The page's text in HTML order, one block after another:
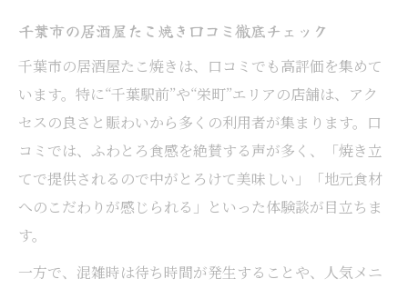
千葉市の居酒屋たこ焼き口コミ徹底チェック
千葉市の居酒屋たこ焼きは、口コミでも高評価を集めて
います。特に“千葉駅前”や“栄町”エリアの店舗は、アク
セスの良さと賑わいから多くの利用者が集まります。口
コミでは、ふわとろ食感を絶賛する声が多く、「焼き立
てで提供されるので中がとろけて美味しい」「地元食材
へのこだわりが感じられる」といった体験談が目立ちま
す。
一方で、混雑時は待ち時間が発生することや、人気メニ